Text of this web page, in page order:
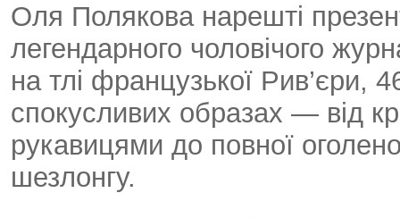
Оля Полякова нарешті
легендарного чоловічого
на тлі французької Рив’єри,
спокусливих образах — від
рукавицями до повної
шезлонгу.